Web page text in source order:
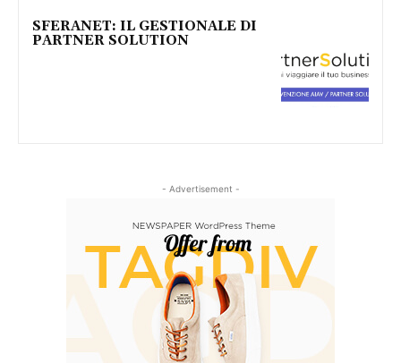
SFERANET: IL GESTIONALE DI
PARTNER SOLUTION
- Advertisement -